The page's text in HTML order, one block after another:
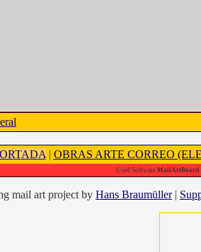
| OBRAS ARTE CORREO
Used Software MailArtBoard
mail art project by Hans Braumüller|